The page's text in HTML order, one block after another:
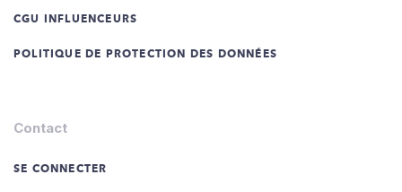
CGU INFLUENCEURS
POLITIQUE DE PROTECTION DES DONNÉES
Contact
SE CONNECTER